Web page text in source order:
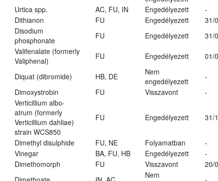
Urtica spp.
AC, FU, IN Engedélyezett
-
Dithianon
FU Engedélyezett
31/
Disodium
phosphonate
FU Engedélyezett
31/
Valifenalate (formerly
Valiphenal)
FU Engedélyezett 01/
Diquat (dibromide) HB, DE
Nem
engedélyezett
-
Dimoxystrobin
FU Visszavont
-
Verticillium albo-
atrum (formerly
Verticillium dahliae)
strain WCS850
FU Engedélyezett 31/
Dimethyl disulphide FU, NE Folyamatban
-
Vinegar
BA, FU, HB Engedélyezett
-
Dimethomorph
FU Visszavont
20/
Nem